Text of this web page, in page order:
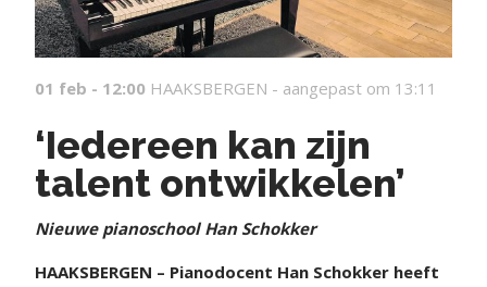
01 feb - 12:00 HAAKSBERGEN - aangepast om 13:11
‘Iedereen kan zijn
talent ontwikkelen’
Nieuwe pianoschool Han Schokker
HAAKSBERGEN – Pianodocent Han Schokker heeft